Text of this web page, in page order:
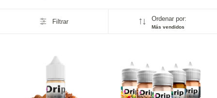
Filtrar Ordenar por:
Más vendidos